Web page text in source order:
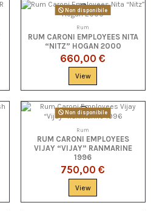
Non disponibile
Rum
RUM CARONI EMPLOYEES NITA
“NITZ” HOGAN 2000
660,00 €
View
Non disponibile
Rum
RUM CARONI EMPLOYEES
VIJAY “VIJAY” RANMARINE
1996
750,00 €
View